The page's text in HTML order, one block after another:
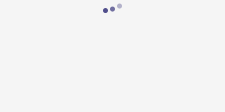
Loading...